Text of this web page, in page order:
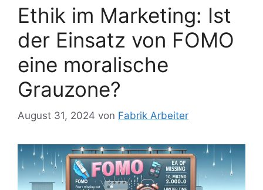
Ethik im Marketing: Ist
der Einsatz von FOMO
eine moralische
Grauzone?
August 31, 2024 von Fabrik Arbeiter